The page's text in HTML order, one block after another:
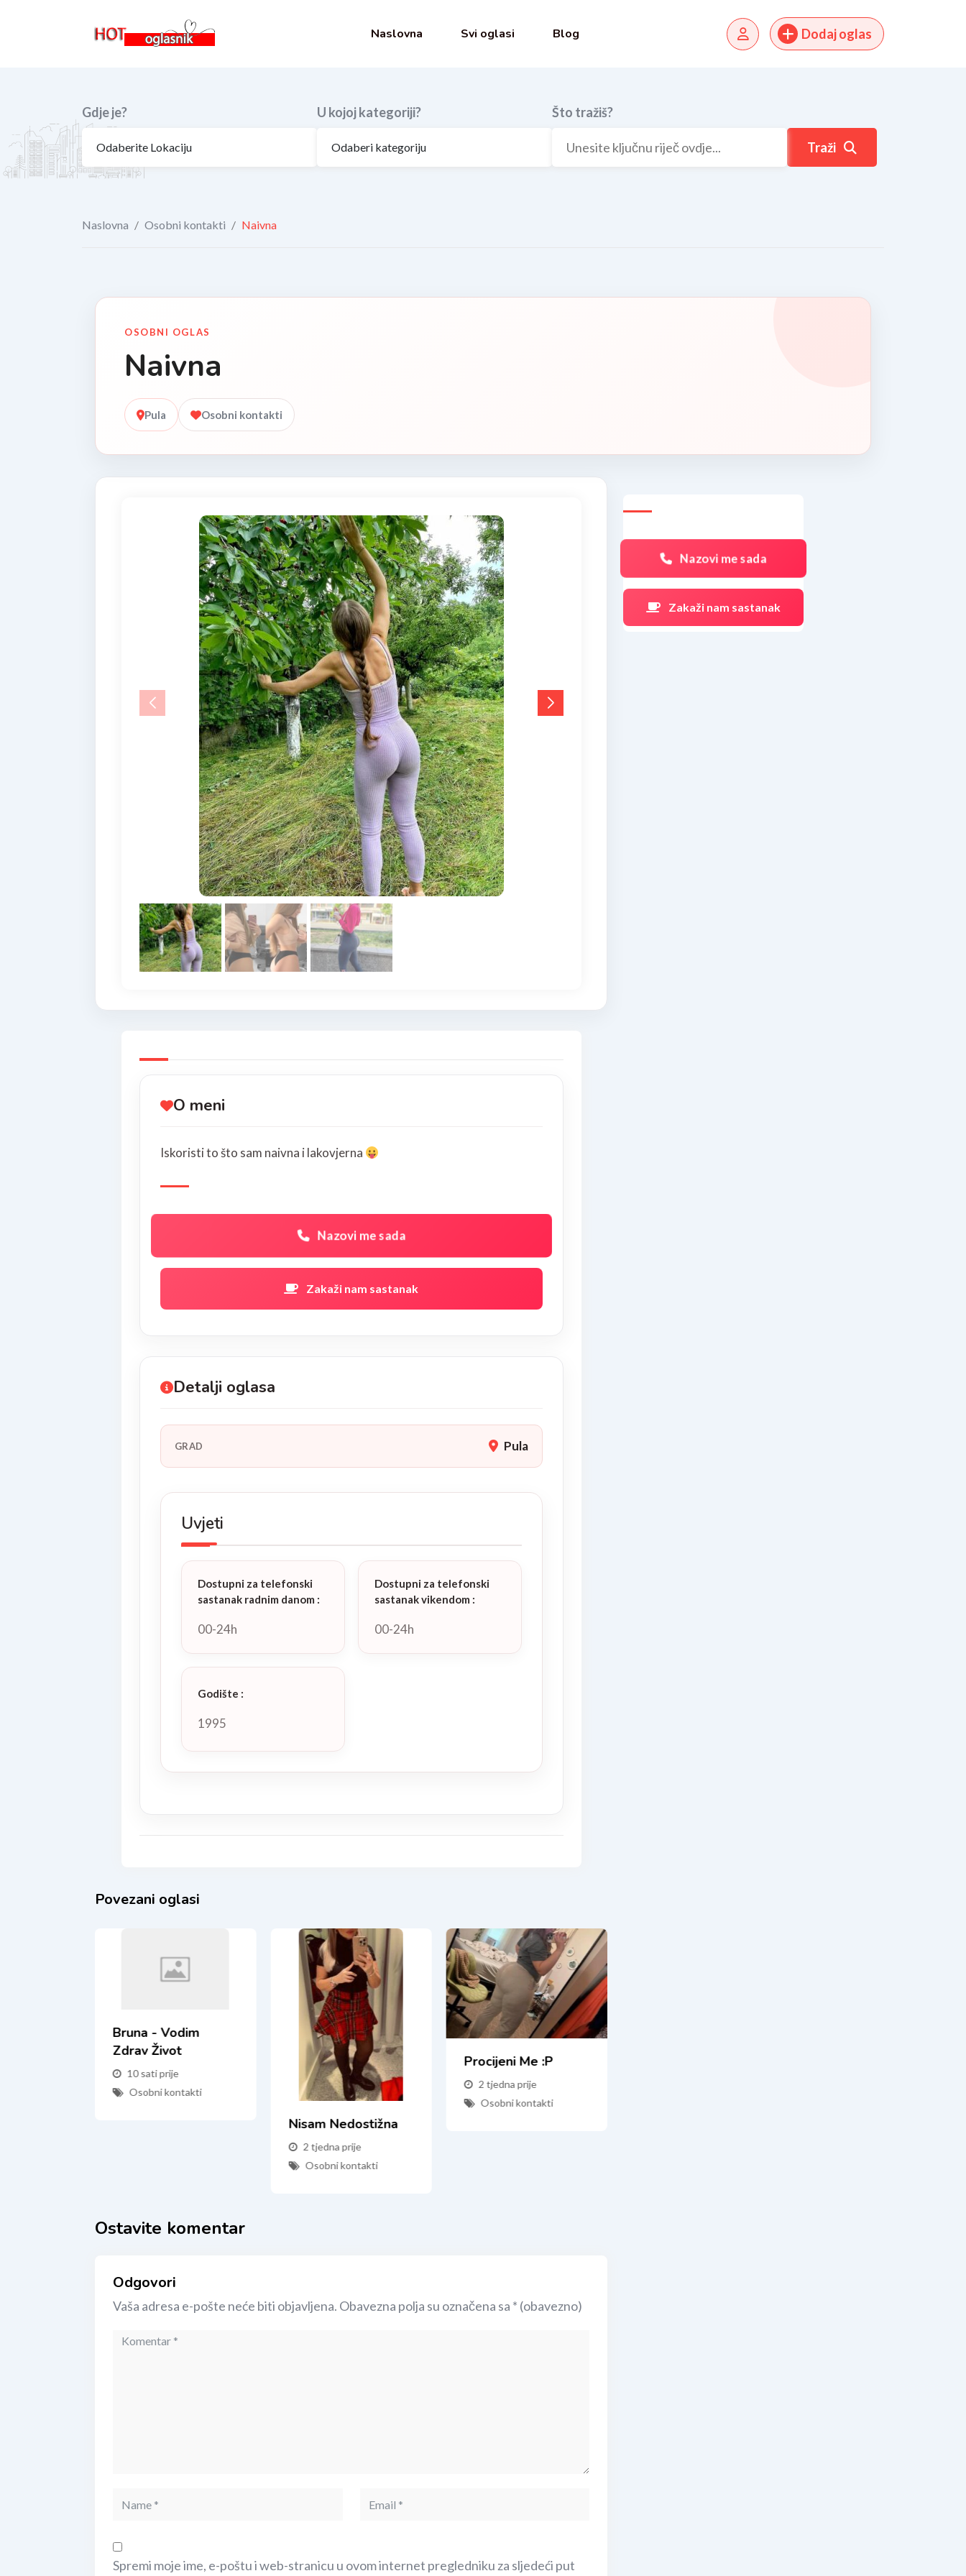
Naslovna Svi oglasi Blog Dodaj oglas
Gdje je? U kojoj kategoriji? Što tražiš?
Traži
Naslovna / Osobni kontakti / Naivna
OSOBNI OGLAS
Naivna
Pula Osobni kontakti
O meni
Iskoristi to što sam naivna i lakovjerna
Nazovi me sada
Zakaži nam sastanak
Detalji oglasa
GRAD Pula
Uvjeti
Dostupni za telefonski
sastanak radnim danom :
00-24h
Dostupni za telefonski
sastanak vikendom :
00-24h
Godište :
1995
Povezani oglasi
Bruna - Vodim
Zdrav Život
10 sati prije
Osobni kontakti
Nisam Nedostižna
2 tjedna prije
Osobni kontakti
Procijeni Me :P
2 tjedna prije
Osobni kontakti
Ostavite komentar
Odgovori
Vaša adresa e-pošte neće biti objavljena. Obavezna polja su označena sa * (obavezno)
Spremi moje ime, e-poštu i web-stranicu u ovom internet pregledniku za sljedeći put
Nazovi me sada
Zakaži nam sastanak